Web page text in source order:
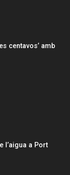
centavos’ amb
l’aigua a Port